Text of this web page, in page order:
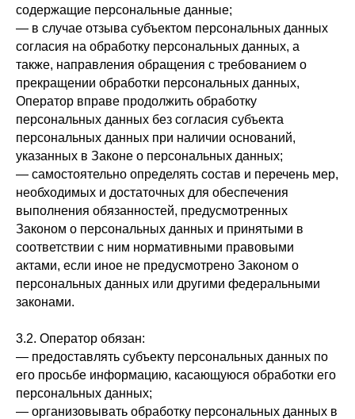
содержащие персональные данные;
— в случае отзыва субъектом персональных данных
согласия на обработку персональных данных, а
также, направления обращения с требованием о
прекращении обработки персональных данных,
Оператор вправе продолжить обработку
персональных данных без согласия субъекта
персональных данных при наличии оснований,
указанных в Законе о персональных данных;
— самостоятельно определять состав и перечень мер,
необходимых и достаточных для обеспечения
выполнения обязанностей, предусмотренных
Законом о персональных данных и принятыми в
соответствии с ним нормативными правовыми
актами, если иное не предусмотрено Законом о
персональных данных или другими федеральными
законами.
3.2. Оператор обязан:
— предоставлять субъекту персональных данных по
его просьбе информацию, касающуюся обработки его
персональных данных;
— организовывать обработку персональных данных в